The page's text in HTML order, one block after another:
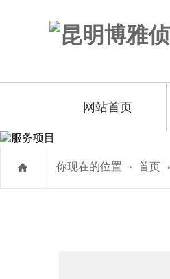
网站首页
你现在的位置 首页